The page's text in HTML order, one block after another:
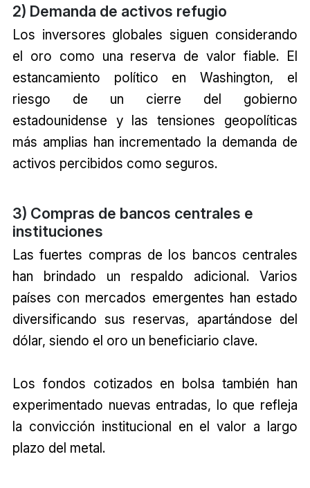
2) Demanda de activos refugio
Los inversores globales siguen considerando
el oro como una reserva de valor fiable. El
estancamiento político en Washington, el
riesgo de un cierre del gobierno
estadounidense y las tensiones geopolíticas
más amplias han incrementado la demanda de
activos percibidos como seguros.
3) Compras de bancos centrales e
instituciones
Las fuertes compras de los bancos centrales
han brindado un respaldo adicional. Varios
países con mercados emergentes han estado
diversificando sus reservas, apartándose del
dólar, siendo el oro un beneficiario clave.
Los fondos cotizados en bolsa también han
experimentado nuevas entradas, lo que refleja
la convicción institucional en el valor a largo
plazo del metal.